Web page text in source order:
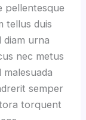
pellentesque
tellus duis
diam urna
nec metus
semper
torquent